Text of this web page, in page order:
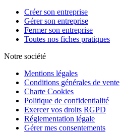
Créer son entreprise
Gérer son entreprise
Fermer son entreprise
Toutes nos fiches pratiques
Notre société
Mentions légales
Conditions générales de vente
Charte Cookies
Politique de confidentialité
Exercer vos droits RGPD
Réglementation légale
Gérer mes consentements